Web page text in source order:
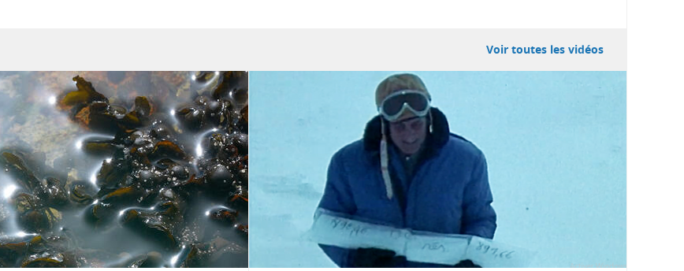
Voir toutes les vidéos